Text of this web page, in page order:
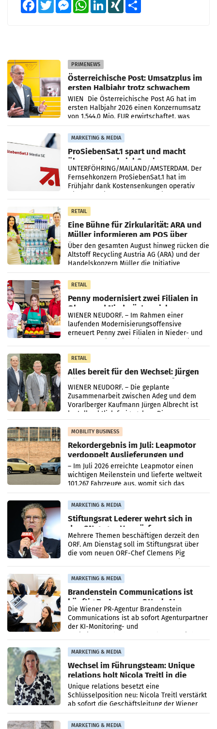
PRIMENEWS
Österreichische Post: Umsatzplus im
ersten Halbjahr trotz schwachem
Briefgeschäft
WIEN Die Österreichische Post AG hat im
ersten Halbjahr 2026 einen Konzernumsatz
von 1.544,0 Mio. EUR erwirtschaftet, was
einem Plus von 3,8 Prozent gegenüber dem
Vergleichszeitraum
MARKETING & MEDIA
ProSiebenSat.1 spart und macht
überraschend viel Gewinn
UNTERFÖHRING/MAILAND/AMSTERDAM. Der
Fernsehkonzern ProSiebenSat.1 hat im
Frühjahr dank Kostensenkungen operativ
RETAIL
Eine Bühne für Zirkularität: ARA und
Müller informieren am POS über
Kreislauffähigkeit
Über den gesamten August hinweg rücken die
Altstoff Recycling Austria AG (ARA) und der
Handelskonzern Müller die Initiative
„Kreislauf-Helden“ in allen österreichischen
Müller-Filialen
RETAIL
Penny modernisiert zwei Filialen in
Ober- und Niederösterreich
WIENER NEUDORF. – Im Rahmen einer
laufenden Modernisierungsoffensive
erneuert Penny zwei Filialen in Nieder- und
RETAIL
Alles bereit für den Wechsel: Jürgen
Albrecht setzt ab 1.1.2027 auf Adeg
WIENER NEUDORF. – Die geplante
Zusammenarbeit zwischen Adeg und dem
Vorarlberger Kaufmann Jürgen Albrecht ist
kartellrechtlich freigegeben: Die
Bundeswettbewerbsbehörde und der
Bundeskartellanwalt
MOBILITY BUSINESS
Rekordergebnis im Juli: Leapmotor
verdoppelt Auslieferungen und
überschreitet die 100.000er-Marke
– Im Juli 2026 erreichte Leapmotor einen
wichtigen Meilenstein und lieferte weltweit
101.267 Fahrzeuge aus, womit sich das
Ergebnis gegenüber Juli 2025 mehr als
verdoppelte (+102
MARKETING & MEDIA
Stiftungsrat Lederer wehrt sich in
den SN gegen Vorwürfe
Mehrere Themen beschäftigen derzeit den
ORF. Am Dienstag soll im Stiftungsrat über
die vom neuen ORF-Chef Clemens Pig
MARKETING & MEDIA
Brandenstein Communications ist
künftig Partner von OtterlyAI
Die Wiener PR-Agentur Brandenstein
Communications ist ab sofort Agenturpartner
der KI-Monitoring- und
MARKETING & MEDIA
Wechsel im Führungsteam: Unique
relations holt Nicola Treitl in die
Geschäftsleitung
Unique relations besetzt eine
Schlüsselposition neu: Nicola Treitl verstärkt
ab sofort die Geschäftsleitung der Wiener
PR-Agentur an der Seite von Josef Kalina und
Anna Kalina-Mahr.
MARKETING & MEDIA